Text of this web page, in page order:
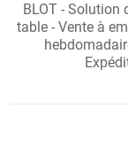
BLOT - Solution
table - Vente à